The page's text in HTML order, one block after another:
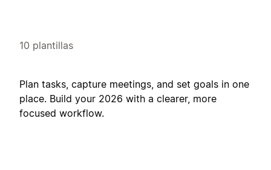
10 plantillas
Plan tasks, capture meetings, and set goals in one
place. Build your 2026 with a clearer, more
focused workflow.